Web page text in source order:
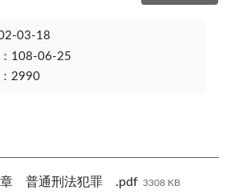
03-18
108-06-25
2990
章 普通刑法犯罪 .pdf 3308 KB